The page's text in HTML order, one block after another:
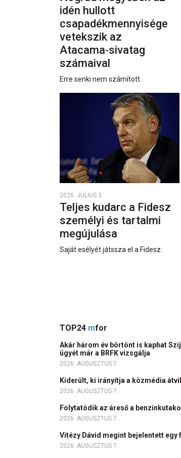
idén hullott
csapadékmennyisége
vetekszik az
Atacama‑sivatag
számaival
Erre senki nem számított.
2026. JÚLIUS 3.
Teljes kudarc a Fidesz
személyi és tartalmi
megújulása
Saját esélyét játssza el a Fidesz.
TOP24 mfor
Akár három év börtönt is kaphat
ügyét már a BRFK vizsgálja
2026. AUGUSZTUS 7.
Kiderült, ki irányítja a közmédia
2026. AUGUSZTUS 7.
Folytatódik az áreső a
2026. AUGUSZTUS 7.
Vitézy Dávid megint bejelentett
2026. AUGUSZTUS 7.